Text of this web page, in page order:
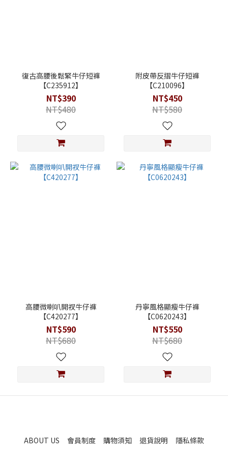
復古高腰後鬆緊牛仔短褲
【C235912】
NT$390
NT$480
附皮帶反摺牛仔短褲
【C210096】
NT$450
NT$580
高腰微喇叭開衩牛仔褲
【C420277】
NT$590
NT$680
丹寧風格顯瘦牛仔褲
【C0620243】
NT$550
NT$680
ABOUT US 會員制度 購物須知 退貨說明 隱私條款